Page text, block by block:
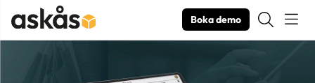
Boka demo